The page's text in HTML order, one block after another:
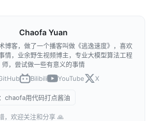
Chaofa Yuan
博客，做了一个播客叫做《逃逸速度》，喜欢
情，业余野生视频博主，专业大模型算法工程
师，尝试做一些有意义的事情
Bilibili YouTube X
chaofa用代码打点酱油
，欢迎关注和分享 🙏